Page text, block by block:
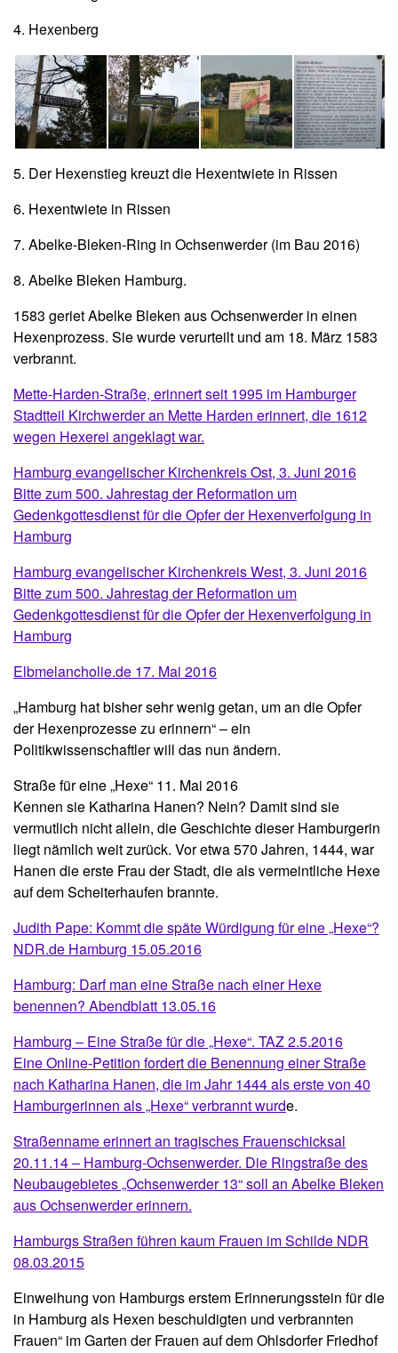
4. Hexenberg
5. Der Hexenstieg kreuzt die Hexentwiete in Rissen
6. Hexentwiete in Rissen
7. Abelke-Bleken-Ring in Ochsenwerder (im Bau 2016)
8. Abelke Bleken Hamburg.
1583 geriet Abelke Bleken aus Ochsenwerder in einen
Hexenprozess. Sie wurde verurteilt und am 18. März 1583
verbrannt.
Mette-Harden-Straße, erinnert seit 1995 im Hamburger
Stadtteil Kirchwerder an Mette Harden erinnert, die 1612
wegen Hexerei angeklagt war.
Hamburg evangelischer Kirchenkreis Ost, 3. Juni 2016
Bitte zum 500. Jahrestag der Reformation um
Gedenkgottesdienst für die Opfer der Hexenverfolgung in
Hamburg
Hamburg evangelischer Kirchenkreis West, 3. Juni 2016
Bitte zum 500. Jahrestag der Reformation um
Gedenkgottesdienst für die Opfer der Hexenverfolgung in
Hamburg
Elbmelancholie.de 17. Mai 2016
„Hamburg hat bisher sehr wenig getan, um an die Opfer
der Hexenprozesse zu erinnern“ – ein
Politikwissenschaftler will das nun ändern.
Straße für eine „Hexe“ 11. Mai 2016
Kennen sie Katharina Hanen? Nein? Damit sind sie
vermutlich nicht allein, die Geschichte dieser Hamburgerin
liegt nämlich weit zurück. Vor etwa 570 Jahren, 1444, war
Hanen die erste Frau der Stadt, die als vermeintliche Hexe
auf dem Scheiterhaufen brannte.
Judith Pape: Kommt die späte Würdigung für eine „Hexe“?
NDR.de Hamburg 15.05.2016
Hamburg: Darf man eine Straße nach einer Hexe
benennen? Abendblatt 13.05.16
Hamburg – Eine Straße für die „Hexe“. TAZ 2.5.2016
Eine Online-Petition fordert die Benennung einer Straße
nach Katharina Hanen, die im Jahr 1444 als erste von 40
Hamburgerinnen als „Hexe“ verbrannt wurde.
Straßenname erinnert an tragisches Frauenschicksal
20.11.14 – Hamburg-Ochsenwerder. Die Ringstraße des
Neubaugebietes „Ochsenwerder 13“ soll an Abelke Bleken
aus Ochsenwerder erinnern.
Hamburgs Straßen führen kaum Frauen im Schilde NDR
08.03.2015
Einweihung von Hamburgs erstem Erinnerungsstein für die
in Hamburg als Hexen beschuldigten und verbrannten
Frauen“ im Garten der Frauen auf dem Ohlsdorfer Friedhof